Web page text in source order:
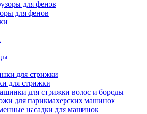
для фенов
для стрижки
для стрижки волос и бороды
для парикмахерских машинок
насадки для машинок